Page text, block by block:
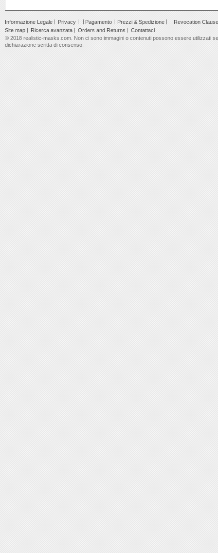
Informazione Legale Privacy Pagamento Prezzi & Spedizione
Revocation Clause
Site map
Ricerca avanzata Orders and Returns
Contattaci
© 2018 realistic-masks.com. Non ci sono immagini o contenuti possono essere utilizzati
dichiarazione scritta di consenso.